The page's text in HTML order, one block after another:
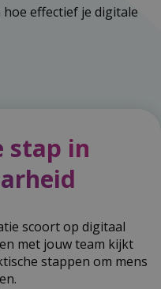
effectief je digitale
stap in
scoort op digitaal
met jouw team kijkt
stappen om mens